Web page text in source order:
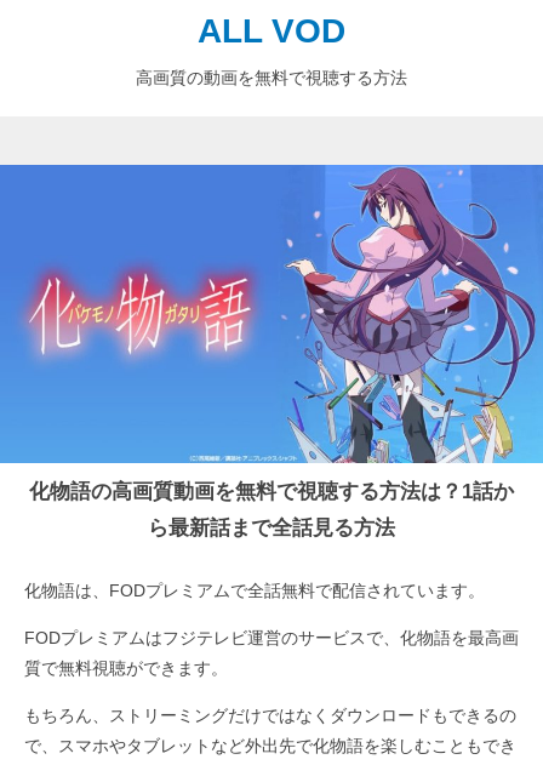
ALL VOD
高画質の動画を無料で視聴する方法
化物語の高画質動画を無料で視聴する方法は？1話か
ら最新話まで全話見る方法
化物語は、FODプレミアムで全話無料で配信されています。
FODプレミアムはフジテレビ運営のサービスで、化物語を最高画
質で無料視聴ができます。
もちろん、ストリーミングだけではなくダウンロードもできるの
で、スマホやタブレットなど外出先で化物語を楽しむこともでき